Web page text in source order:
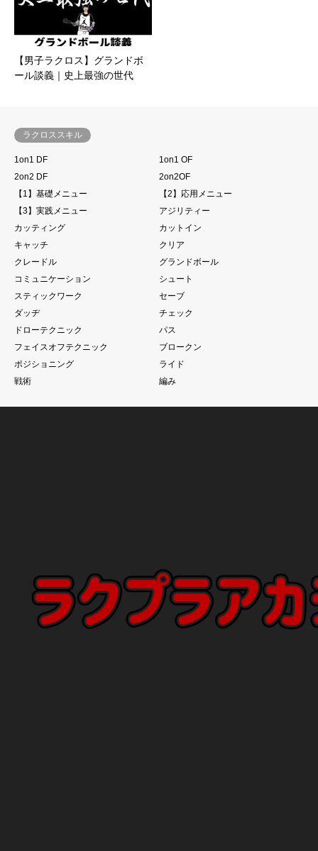
【男子ラクロス】グランドボ
ール談義｜史上最強の世代
ラクロススキル
1on1 DF
1on1 OF
2on2 DF
2on2OF
【1】基礎メニュー
【2】応用メニュー
【3】実践メニュー
アジリティー
カッティング
カットイン
キャッチ
クリア
クレードル
グランドボール
コミュニケーション
シュート
スティックワーク
セーブ
ダッヂ
チェック
ドローテクニック
パス
フェイスオフテクニック
ブロークン
ポジショニング
ライド
戦術
編み